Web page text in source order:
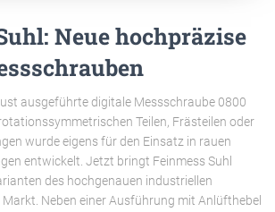
Neue hochpräzise
ausgeführte digitale Messschraube 0800
Teilen, Frästeilen oder
wurde eigens für den Einsatz in rauen
entwickelt. Jetzt bringt Feinmess Suhl
des hochgenauen industriellen
Neben einer Ausführung mit Anlüfthebel